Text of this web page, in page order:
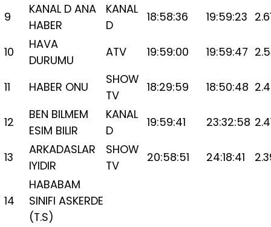
9
KANAL D ANA
HABER
KANAL
D
18:58:36 19:59:23
10
HAVA
DURUMU
ATV 19:59:00 19:59:47
11 HABER ONU
SHOW
TV
18:29:59 18:50:48
12
BEN BILMEM
ESIM BILIR
KANAL
D
19:59:41 23:32:58
13
ARKADASLAR
IYIDIR
SHOW
TV
20:58:51 24:18:41
14
HABABAM
SINIFI ASKERDE
(T.S)